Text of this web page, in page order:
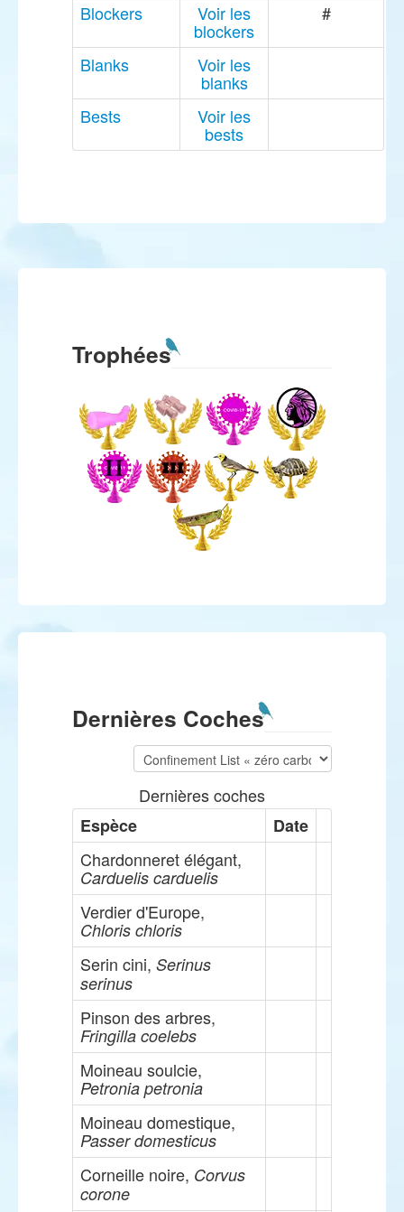
Blockers
Voir les
blockers
#
Blanks Voir les
blanks
Bests
Voir les
bests
Trophées
Dernières Coches
Dernières coches
Espèce
Date
Chardonneret élégant,
Carduelis carduelis
Verdier d'Europe,
Chloris chloris
Serin cini, Serinus
serinus
Pinson des arbres,
Fringilla coelebs
Moineau soulcie,
Petronia petronia
Moineau domestique,
Passer domesticus
Corneille noire, Corvus
corone